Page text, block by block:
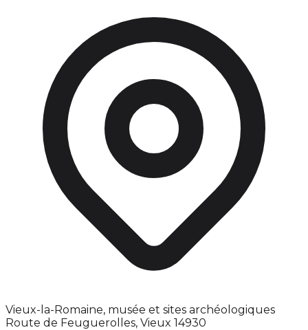
Vieux-la-Romaine, musée et sites archéologiques
Route de Feuguerolles, Vieux 14930